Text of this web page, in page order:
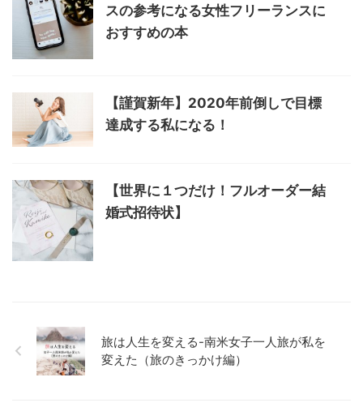
スの参考になる女性フリーランスに
おすすめの本
【謹賀新年】2020年前倒しで目標
達成する私になる！
【世界に１つだけ！フルオーダー結
婚式招待状】
旅は人生を変える-南米女子一人旅が私を
変えた（旅のきっかけ編）